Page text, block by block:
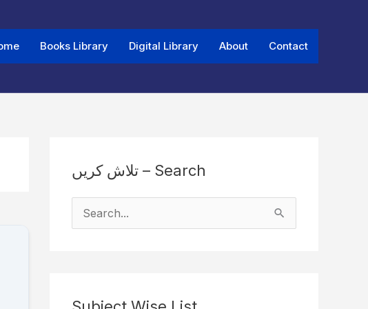
Books Library Digital Library About Contact
تلاش کریں – Search
c